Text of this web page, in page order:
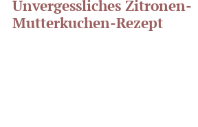
Unvergessliches Zitronen-
Mutterkuchen-Rezept